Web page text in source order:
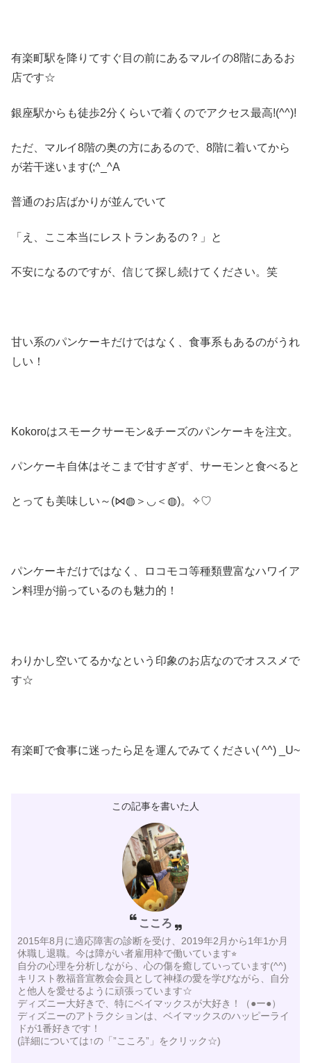
有楽町駅を降りてすぐ目の前にあるマルイの8階にあるお
店です☆
銀座駅からも徒歩2分くらいで着くのでアクセス最高!(^^)!
ただ、マルイ8階の奥の方にあるので、8階に着いてから
が若干迷います(;^_^A
普通のお店ばかりが並んでいて
「え、ここ本当にレストランあるの？」と
不安になるのですが、信じて探し続けてください。笑
甘い系のパンケーキだけではなく、食事系もあるのがうれ
しい！
Kokoroはスモークサーモン&チーズのパンケーキを注文。
パンケーキ自体はそこまで甘すぎず、サーモンと食べると
とっても美味しい～(⋈◍＞◡＜◍)。✧♡
パンケーキだけではなく、ロコモコ等種類豊富なハワイア
ン料理が揃っているのも魅力的！
わりかし空いてるかなという印象のお店なのでオススメで
す☆
有楽町で食事に迷ったら足を運んでみてください( ^^) _U~
この記事を書いた人
こころ
2015年8月に適応障害の診断を受け、2019年2月から1年1か月
休職し退職。今は障がい者雇用枠で働いています⭐︎
自分の心理を分析しながら、心の傷を癒していっています(^^)
キリスト教福音宣教会会員として神様の愛を学びながら、自分
と他人を愛せるように頑張っています☆
ディズニー大好きで、特にベイマックスが大好き！（●ー●）
ディズニーのアトラクションは、ベイマックスのハッピーライ
ドが1番好きです！
(詳細については↑の「”こころ”」をクリック☆)